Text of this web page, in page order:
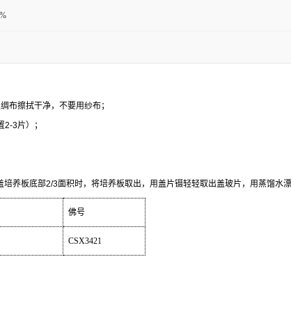
布擦拭干净，不要用纱布；
2-3片）；
培养板底部2/3面积时，将培养板取出，用盖片镊轻轻取出盖玻片，用蒸馏水
佛号
CSX3421